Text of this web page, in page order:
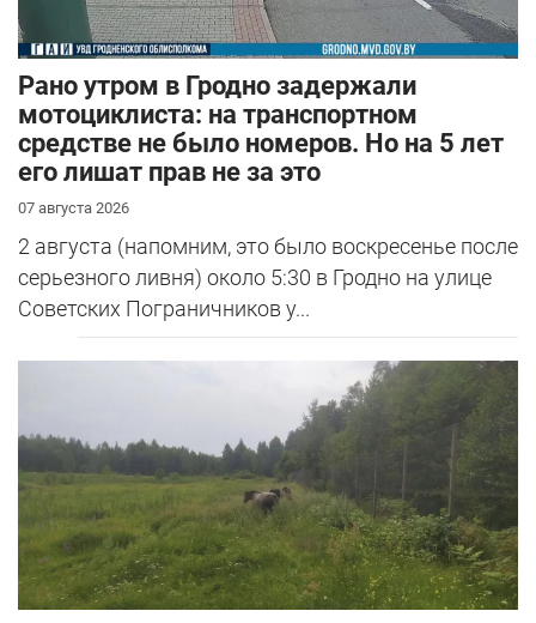
Рано утром в Гродно задержали
мотоциклиста: на транспортном
средстве не было номеров. Но на 5 лет
его лишат прав не за это
07 августа 2026
2 августа (напомним, это было воскресенье после
серьезного ливня) около 5:30 в Гродно на улице
Советских Пограничников у...